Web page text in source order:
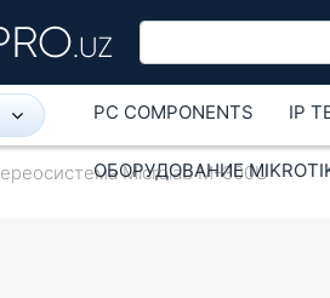
PC COMPONENTS IP
ОБОРУДОВАНИЕ
Microlab M-300U